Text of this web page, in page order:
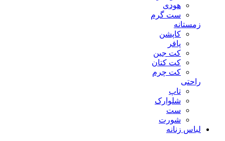
هودی
ست گرم
زمستانه
کاپشن
پافر
کت جین
کت کتان
کت چرم
راحتی
تاپ
شلوارک
ست
شورت
لباس زنانه